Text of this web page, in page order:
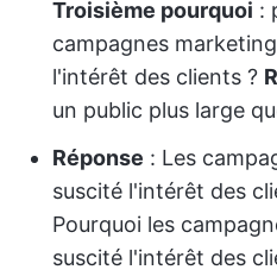
Troisième pourquoi :
campagnes
l'intérêt des clients ?
un public plus large
Réponse : Les
suscité l'intérêt des
Pourquoi les
suscité l'intérêt des